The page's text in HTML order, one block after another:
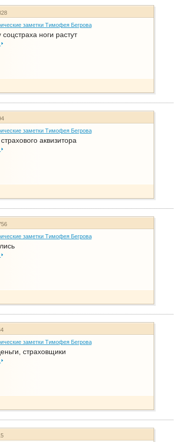
заметки Тимофея Бегрова
соцстраха ноги растут
заметки Тимофея Бегрова
аквизитора
заметки Тимофея Бегрова
заметки Тимофея Бегрова
страховщики